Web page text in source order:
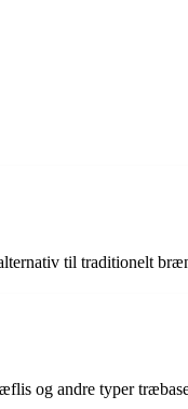
til traditionelt
og andre typer